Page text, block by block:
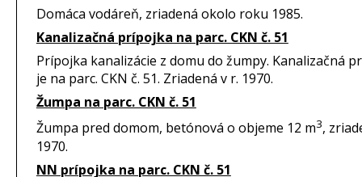
Domáca vodáreň, zriadená okolo roku 1985.
Kanalizačná prípojka na parc. CKN č. 51
Prípojka kanalizácie z domu do žumpy. Kanalizačná
je na parc. CKN č. 51. Zriadená v r. 1970.
Žumpa na parc. CKN č. 51
Žumpa pred domom, betónová o objeme 12 m3,
1970.
NN prípojka na parc. CKN č. 51